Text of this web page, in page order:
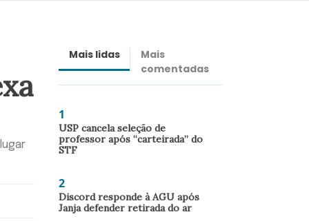
Mais lidas
Mais
comentadas
1
USP cancela seleção de
professor após “carteirada” do
STF
2
Discord responde à AGU após
Janja defender retirada do ar